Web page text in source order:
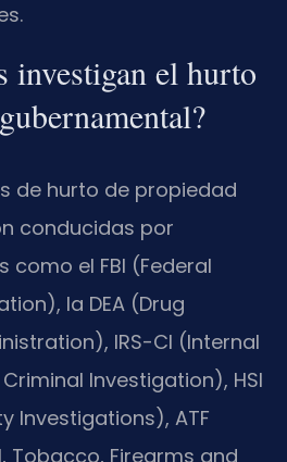
investigan el hurto
de hurto de propiedad
conducidas por
como el FBI (Federal
la DEA (Drug
IRS-CI (Internal
Investigation), HSI
Investigations), ATF
Tobacco, Firearms and